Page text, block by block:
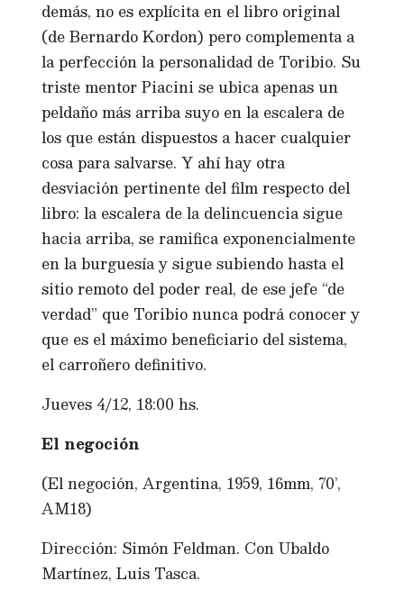
demás, no es explícita en el libro original
(de Bernardo Kordon) pero complementa a
la perfección la personalidad de Toribio. Su
triste mentor Piacini se ubica apenas un
peldaño más arriba suyo en la escalera de
los que están dispuestos a hacer cualquier
cosa para salvarse. Y ahí hay otra
desviación pertinente del film respecto del
libro: la escalera de la delincuencia sigue
hacia arriba, se ramifica exponencialmente
en la burguesía y sigue subiendo hasta el
sitio remoto del poder real, de ese jefe “de
verdad” que Toribio nunca podrá conocer y
que es el máximo beneficiario del sistema,
el carroñero definitivo.
Jueves 4/12, 18:00 hs.
El negoción
(El negoción, Argentina, 1959, 16mm, 70’,
AM18)
Dirección: Simón Feldman. Con Ubaldo
Martínez, Luis Tasca.